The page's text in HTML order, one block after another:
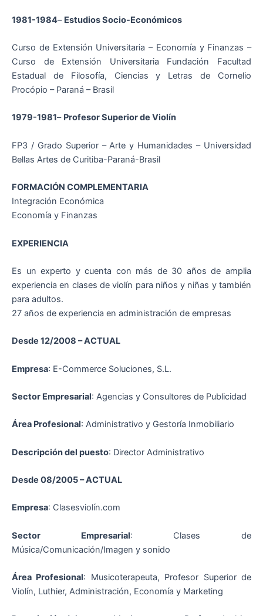
1981-1984– Estudios Socio-Económicos
Curso de Extensión Universitaria – Economía y Finanzas –
Curso de Extensión Universitaria Fundación Facultad
Estadual de Filosofía, Ciencias y Letras de Cornelio
Procópio – Paraná – Brasil
1979-1981– Profesor Superior de Violín
FP3 / Grado Superior – Arte y Humanidades – Universidad
Bellas Artes de Curitiba-Paraná-Brasil
FORMACIÓN COMPLEMENTARIA
Integración Económica
Economía y Finanzas
EXPERIENCIA
Es un experto y cuenta con más de 30 años de amplia
experiencia en clases de violín para niños y niñas y también
para adultos.
27 años de experiencia en administración de empresas
Desde 12/2008 – ACTUAL
Empresa: E-Commerce Soluciones, S.L.
Sector Empresarial: Agencias y Consultores de Publicidad
Área Profesional: Administrativo y Gestoría Inmobiliario
Descripción del puesto: Director Administrativo
Desde 08/2005 – ACTUAL
Empresa: Clasesviolín.com
Sector Empresarial: Clases de
Música/Comunicación/Imagen y sonido
Área Profesional: Musicoterapeuta, Profesor Superior de
Violín, Luthier, Administración, Economía y Marketing